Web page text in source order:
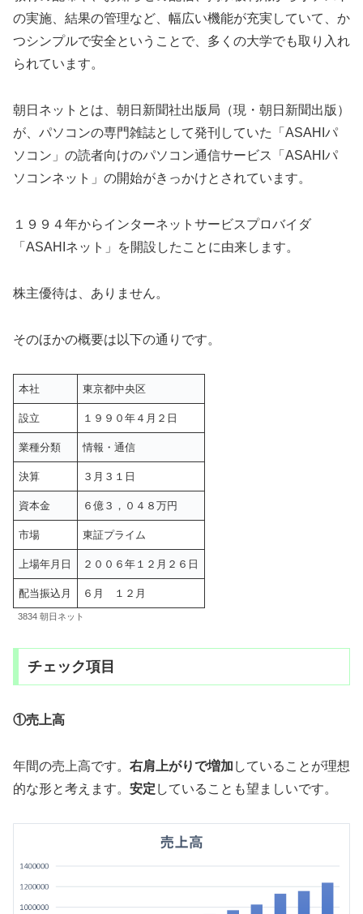
の実施、結果の管理など、幅広い機能が充実していて、か
つシンプルで安全ということで、多くの大学でも取り入れ
られています。
朝日ネットとは、朝日新聞社出版局（現・朝日新聞出版）
が、パソコンの専門雑誌として発刊していた「ASAHIパ
ソコン」の読者向けのパソコン通信サービス「ASAHIパ
ソコンネット」の開始がきっかけとされています。
１９９４年からインターネットサービスプロバイダ
「ASAHIネット」を開設したことに由来します。
株主優待は、ありません。
そのほかの概要は以下の通りです。
本社 東京都中央区
設立 １９９０年４月２日
業種分類 情報・通信
決算 ３月３１日
資本金 ６億３，０４８万円
市場 東証プライム
上場年月日 ２００６年１２月２６日
配当振込月 ６月 １２月
3834 朝日ネット
チェック項目
①売上高
年間の売上高です。 右肩上がりで増加 していることが理想
的な形と考えます。 安定 していることも望ましいです。